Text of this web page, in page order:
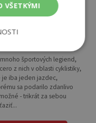
svet
športových legiend,
z nich v oblasti cyklistiky,
je iba jeden jazdec,
sa podarilo zdanlivo
- trikrát za sebou
VŠETKÝMI